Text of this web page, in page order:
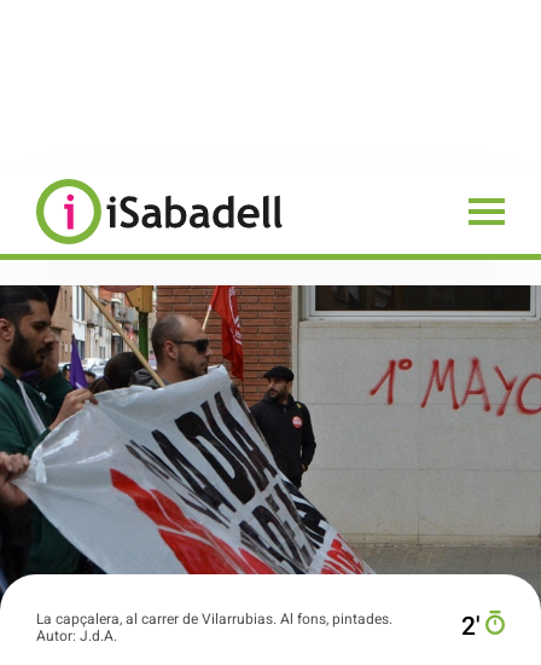
La capçalera, al carrer de Vilarrubias. Al fons, pintades.
Autor: J.d.A.
2′